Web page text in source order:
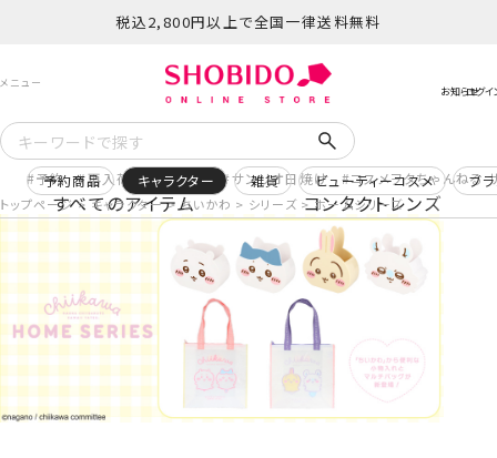
税込2,800円以上で全国一律送料無料
予約 再入荷 ヒロアカ サンリオ日焼け コスメヲタちゃんねる
すべてのアイテム コンタクトレンズ
予約商品 キャラクター 雑貨 ビューティーコスメ ブ
トップページ キャラクター ちいかわ シリーズ ホームシリーズ